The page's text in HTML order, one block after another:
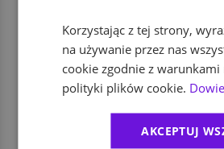
Korzystając z tej strony,
na używanie przez nas
cookie zgodnie z warunkami
polityki plików cookie.
AKCEPTUJ